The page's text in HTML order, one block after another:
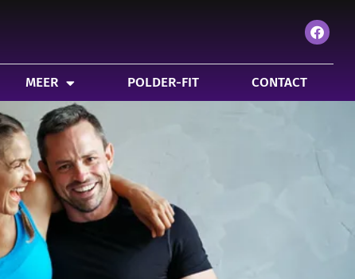
MEER POLDER-FIT CONTACT